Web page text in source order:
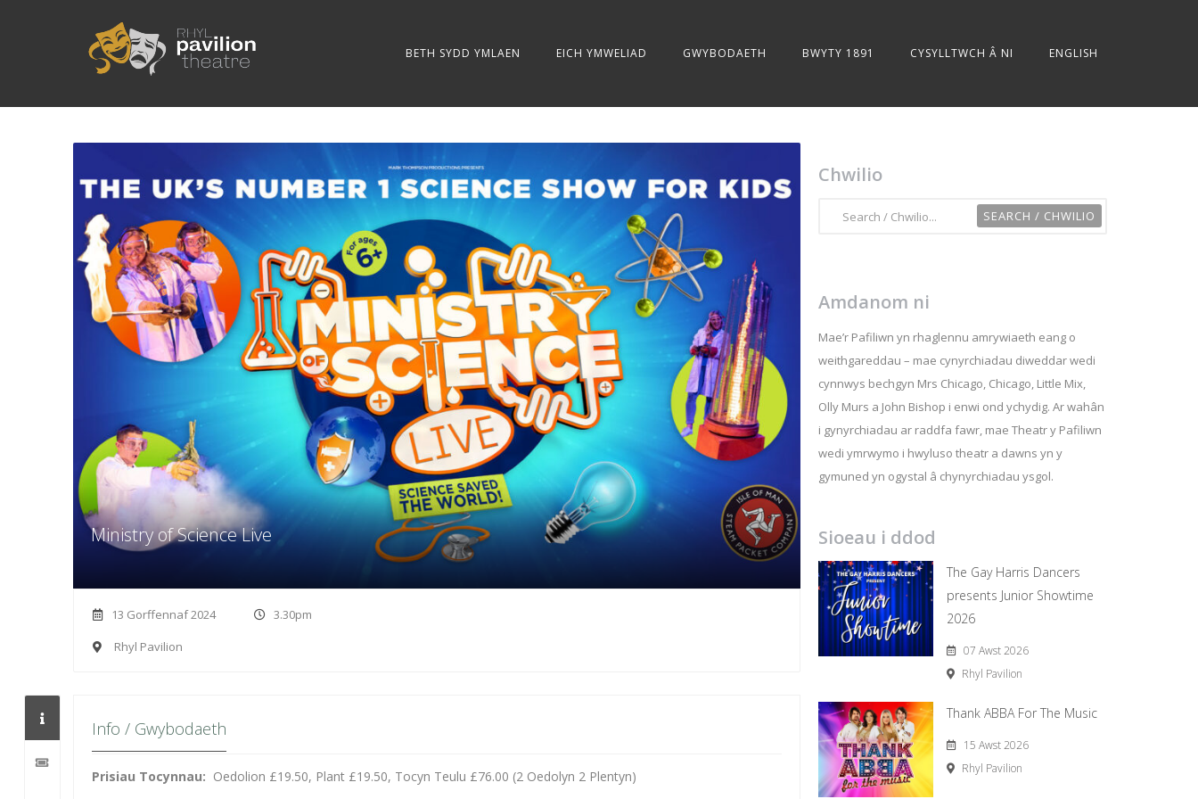
BETH SYDD YMLAEN EICH YMWELIAD GWYBODAETH BWYTY 1891 CYSYLLTWCH Â NI ENGLISH
Ministry of Science Live
13 Gorffennaf 2024
3.30pm
Rhyl Pavilion
Info / Gwybodaeth
Prisiau Tocynnau: Oedolion £19.50, Plant £19.50, Tocyn Teulu £76.00 (2 Oedolyn 2 Plentyn)
Chwilio
Amdanom ni
Mae’r Pafiliwn yn rhaglennu amrywiaeth eang o
weithgareddau – mae cynyrchiadau diweddar wedi
cynnwys bechgyn Mrs Chicago, Chicago, Little Mix,
Olly Murs a John Bishop i enwi ond ychydig. Ar wahân
i gynyrchiadau ar raddfa fawr, mae Theatr y Pafiliwn
wedi ymrwymo i hwyluso theatr a dawns yn y
gymuned yn ogystal â chynyrchiadau ysgol.
Sioeau i ddod
The Gay Harris Dancers
presents Junior Showtime
2026
07 Awst 2026
Rhyl Pavilion
Thank ABBA For The Music
15 Awst 2026
Rhyl Pavilion